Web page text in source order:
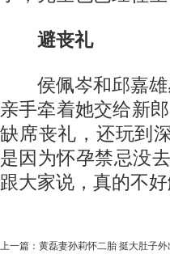
避丧礼
侯佩岑和邱嘉雄
亲手牵着她交给新
缺席丧礼，还玩到
是因为怀孕禁忌没
跟大家说，真的不好
上一篇： 黄磊妻孙莉怀二胎 挺大肚子外